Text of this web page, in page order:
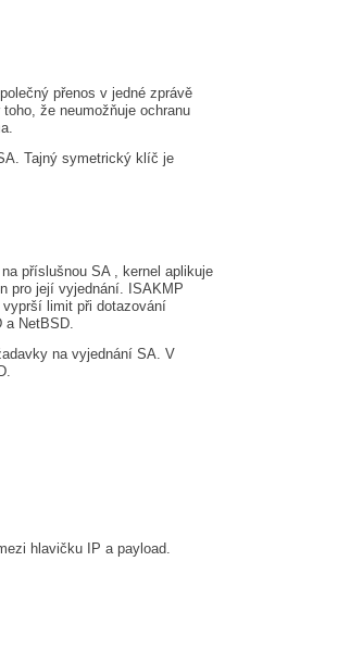
přenos v jedné zprávě
že neumožňuje ochranu
Tajný symetrický klíč je
příslušnou SA , kernel aplikuje
pro její vyjednání. ISAKMP
limit při dotazování
a NetBSD.
na vyjednání SA. V
hlavičku IP a payload.